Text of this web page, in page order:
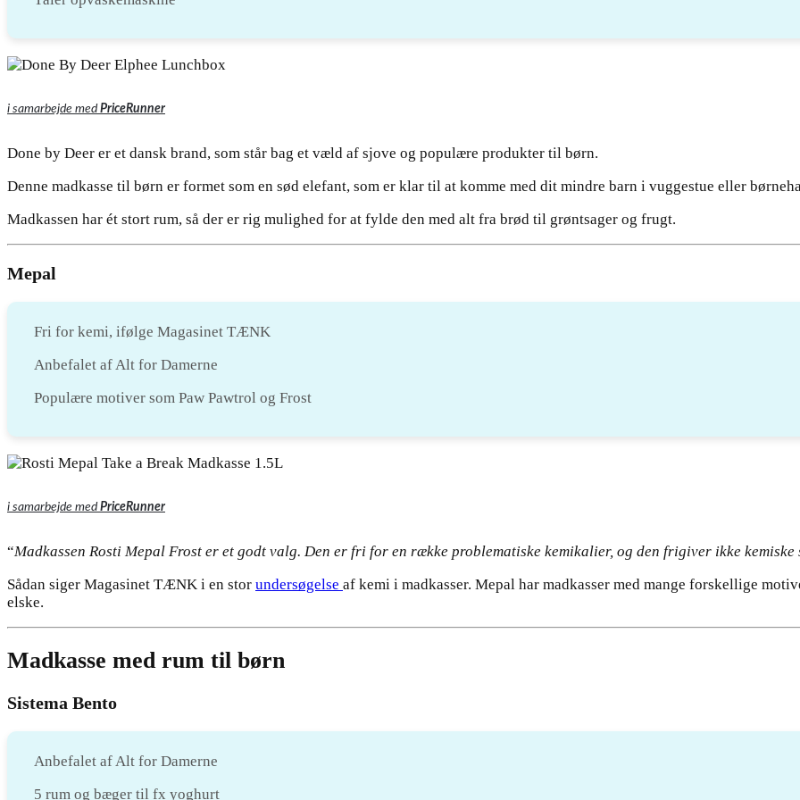
i samarbejde med PriceRunner
Done by Deer er et dansk brand, som står bag et væld af sjove og populære produkter til børn.
Denne madkasse til børn er formet som en sød elefant, som er klar til at komme med dit mindre barn i vuggestue eller
Madkassen har ét stort rum, så der er rig mulighed for at fylde den med alt fra brød til grøntsager og frugt.
Mepal
Fri for kemi, ifølge Magasinet TÆNK
Anbefalet af Alt for Damerne
Populære motiver som Paw Pawtrol og Frost
i samarbejde medPriceRunner
“Madkassen Rosti Mepal Frost er et godt valg. Den er fri for en række problematiske kemikalier, og den frigiver ikke
Sådan siger Magasinet TÆNK i en stor undersøgelse af kemi i madkasser. Mepal har madkasser med mange forskellige
elske.
Madkasse med rum til børn
Sistema Bento
Anbefalet af Alt for Damerne
5 rum og bæger til fx yoghurt